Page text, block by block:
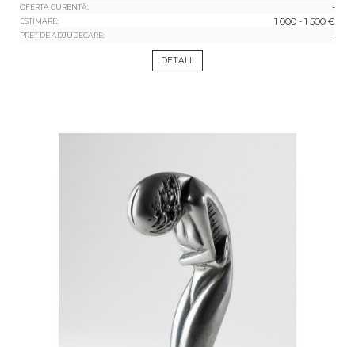
OFERTA CURENTĂ: -
ESTIMARE: 1 000 - 1 500 €
PREȚ DE ADJUDECARE: -
DETALII